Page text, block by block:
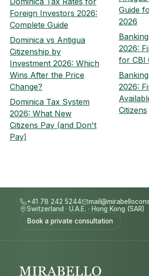
Foreign Investors 2026:
Complete Guide
Dominica vs Antigua
Citizenship by
Investment 2026: Which
Wins After the Price
Change?
Dominica Tax System
2026: What New
Citizens Pay (and Don't
Pay)
Guide
2026
2026:
for CBI
2026:
Citizens
+41 78 242 5244
Switzerland · U.A.E. · Hong Kong (SAR)
Book a private consultation